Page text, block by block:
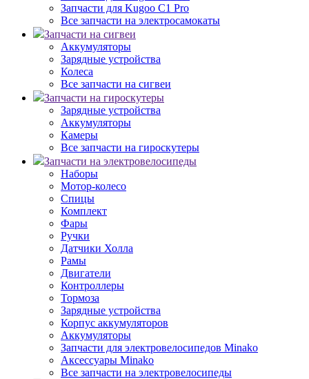
Запчасти для Kugoo C1 Pro
Все запчасти на электросамокаты
Запчасти на сигвеи
Аккумуляторы
Зарядные устройства
Колеса
Все запчасти на сигвеи
Запчасти на гироскутеры
Зарядные устройства
Аккумуляторы
Камеры
Все запчасти на гироскутеры
Запчасти на электровелосипеды
Наборы
Мотор-колесо
Спицы
Комплект
Фары
Ручки
Датчики Холла
Рамы
Двигатели
Контроллеры
Тормоза
Зарядные устройства
Корпус аккумуляторов
Аккумуляторы
Запчасти для электровелосипедов Minako
Аксессуары Minako
Все запчасти на электровелосипеды